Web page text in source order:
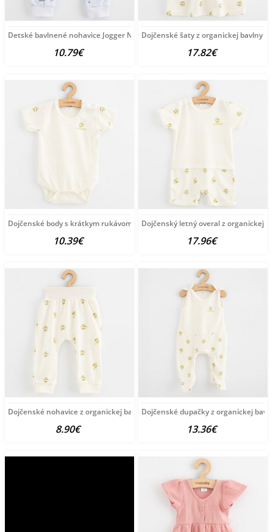
Detské bavlnené nohavice Jogger New Baby For Babies ocean
10.79€
Dojčenské šaty z organickej bavlny
17.82€
Dojčenské body s krátkym rukávom z organickej bavlny
10.39€
Dojčenský letný overal z organickej
17.96€
Dojčenské nohavice z organickej bavlny New Baby Olivy
8.90€
Dojčenské dupačky z organickej
13.36€